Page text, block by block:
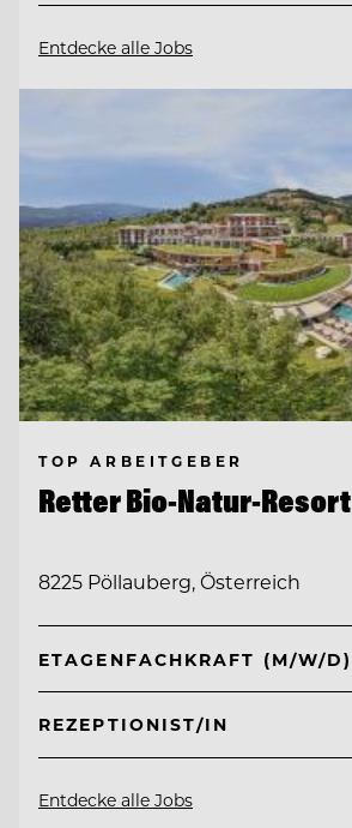
Entdecke alle Jobs
TOP ARBEITGEBER
Retter Bio-Natur-Resort
8225 Pöllauberg, Österreich
ETAGENFACHKRAFT (M/W/D)
REZEPTIONIST/IN
Entdecke alle Jobs